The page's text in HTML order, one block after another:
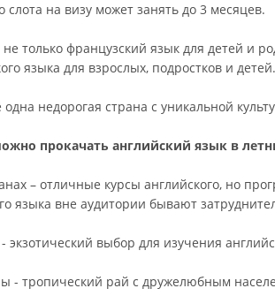
слота на визу может занять до 3 месяцев.
только французский язык для детей и
языка для взрослых, подростков и детей.
недорогая страна с уникальной
прокачать английский язык в
– отличные курсы английского, но
языка вне аудитории бывают
экзотический выбор для изучения
- тропический рай с дружелюбным